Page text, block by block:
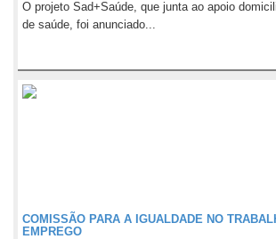
O projeto Sad+Saúde, que junta ao apoio
de saúde, foi anunciado...
COMISSÃO PARA A IGUALDADE NO
EMPREGO